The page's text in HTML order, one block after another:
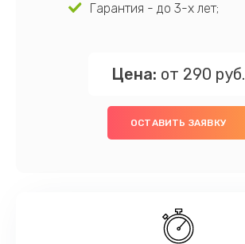
Гарантия - до 3-х лет;
Цена: от 290 руб.
ОСТАВИТЬ ЗАЯВКУ